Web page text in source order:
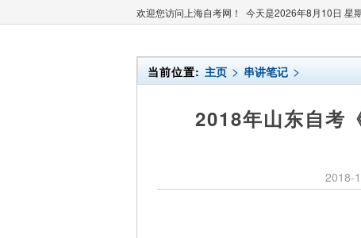
欢迎您访问上海自考网！ 今天是2026年8月10日 星
当前位置: 主页 > 串讲笔记 >
2018年山东自考
2018-